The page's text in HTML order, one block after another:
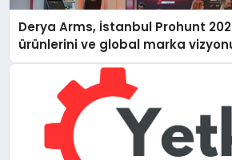
Derya Arms, İstanbul Prohunt
ürünlerini ve global marka